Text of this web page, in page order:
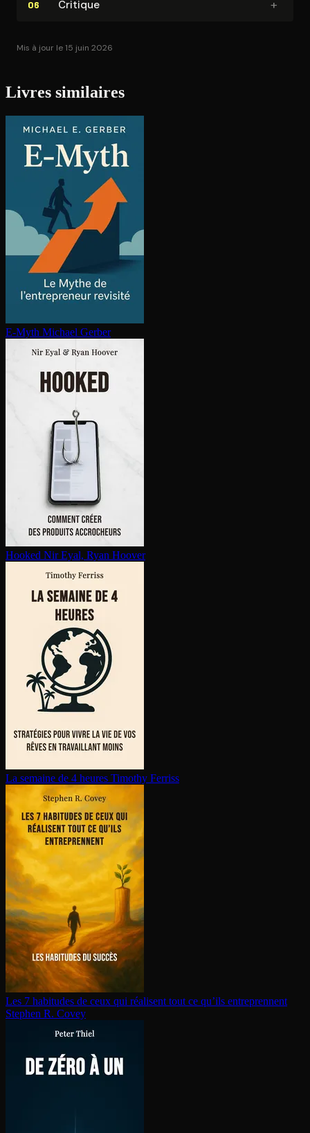
06 Critique +
Mis à jour le 15 juin 2026
Livres similaires
E-Myth Michael Gerber
Hooked Nir Eyal, Ryan Hoover
La semaine de 4 heures Timothy Ferriss
Les 7 habitudes de ceux qui réalisent tout ce qu’ils en­tre­prennent
Stephen R. Covey